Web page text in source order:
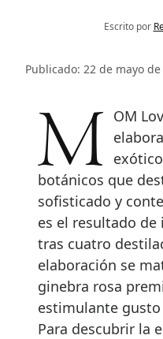
Escrito por
Publicado: 22 de mayo
MOM Love es una ginebra rosa
botánicos que
sofisticado y
es el resultado
tras cuatro
elaboración se
ginebra rosa
estimulante gusto
Para descubrir la